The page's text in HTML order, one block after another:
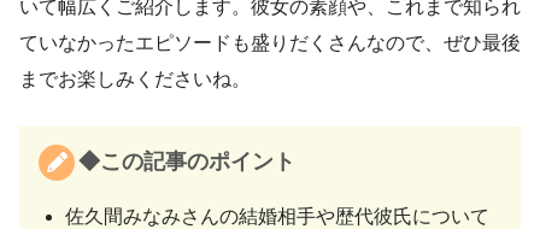
いて幅広くご紹介します。彼女の素顔や、これまで知られ
ていなかったエピソードも盛りだくさんなので、ぜひ最後
までお楽しみくださいね。
◆この記事のポイント
佐久間みなみさんの結婚相手や歴代彼氏について